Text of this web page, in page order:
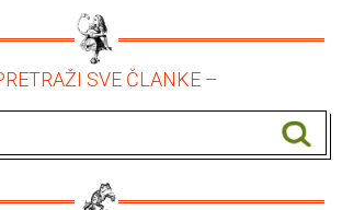
SVE ČLANKE –